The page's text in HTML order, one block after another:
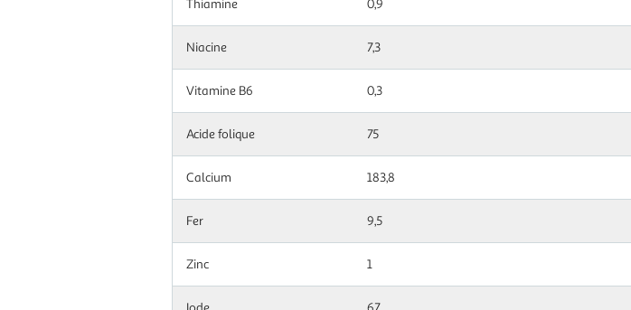
Thiamine 0,9
Niacine 7,3
Vitamine B6 0,3
Acide folique 75
Calcium 183,8
Fer 9,5
Zinc 1